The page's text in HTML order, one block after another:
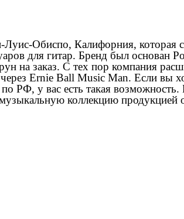
Обиспо, Калифорния, которая
для гитар. Бренд был
на заказ. С тех пор компания
Ernie Ball Music Man. Если вы
РФ, у вас есть такая
коллекцию продукцией